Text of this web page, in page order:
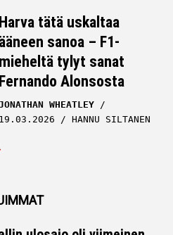
Harva tätä uskaltaa
ääneen sanoa – F1-
mieheltä tylyt sanat
Fernando Alonsosta
WHEATLEY
19.03.2026
HANNU SILTANEN
Red Bull -
Verstappenista
HANNU SILTANEN